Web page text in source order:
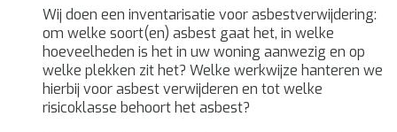
Wij doen een inventarisatie voor asbestverwijdering:
om welke soort(en) asbest gaat het, in welke
hoeveelheden is het in uw woning aanwezig en op
welke plekken zit het? Welke werkwijze hanteren we
hierbij voor asbest verwijderen en tot welke
risicoklasse behoort het asbest?